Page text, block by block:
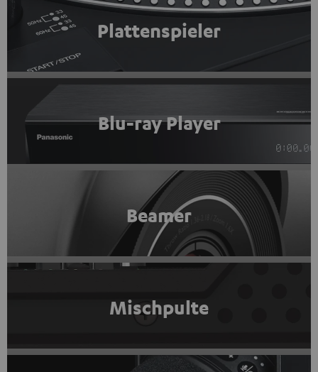
Plattenspieler
Blu-ray Player
Beamer
Mischpulte